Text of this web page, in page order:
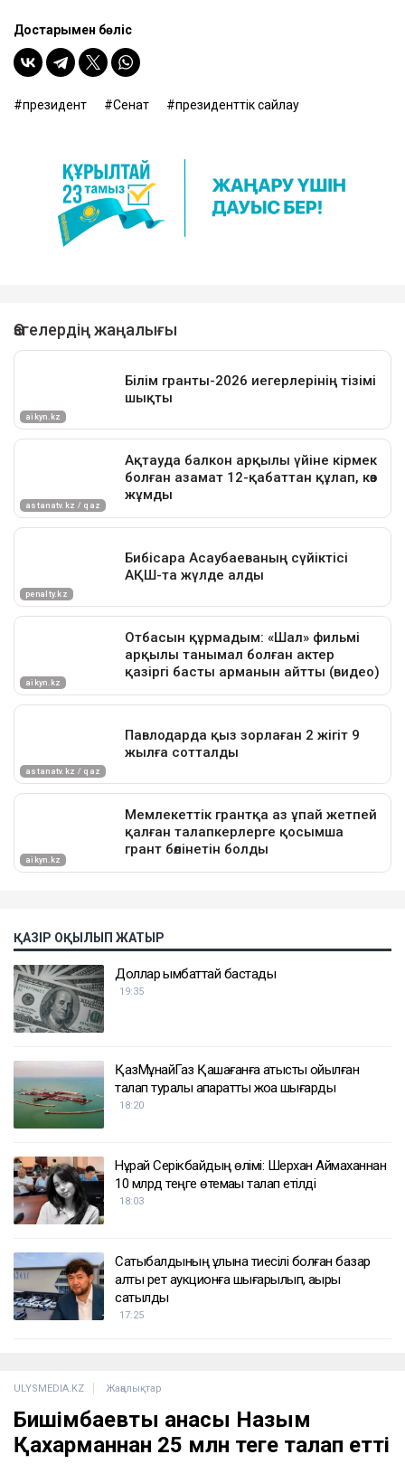
Достарыңмен бөліс
президент Сенат президенттік сайлау
ҚАЗІР ОҚЫЛЫП ЖАТЫР
Доллар қымбаттай бастады
19:35
ҚазМұнайГаз Қашағанға қатысты қойылған
талап туралы ақпаратты жоққа шығарды
18:20
Нұрай Серікбайдың өлімі: Шерхан Аймаханнан
10 млрд теңге өтемақы талап етілді
18:03
Сатыбалдының ұлына тиесілі болған базар
алты рет аукционға шығарылып, ақыры
сатылды
17:25
ULYSMEDIA.KZ Жаңалықтар
Бишімбаевтың анасы Назым
Қахарманнан 25 млн теңге талап етті